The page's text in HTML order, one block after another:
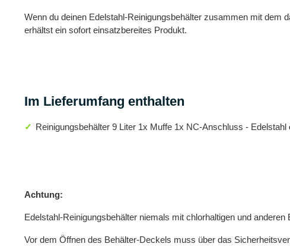
Wenn du deinen Edelstahl-Reinigungsbehälter zusammen mit dem
erhältst ein sofort einsatzbereites Produkt.
Im Lieferumfang enthalten
Reinigungsbehälter 9 Liter 1x Muffe 1x NC-Anschluss - Edelstahl
Achtung:
Edelstahl-Reinigungsbehälter niemals mit chlorhaltigen und
Vor dem Öffnen des Behälter-Deckels muss über das